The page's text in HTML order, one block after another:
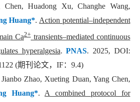
Chen, Huadong Xu, Changhe Wang,
Huang*. Action potential–independent
Ca2+ transients–mediated continuous
hyperalgesia.PNAS. 2025, DOI:
(期刊论文， IF： 9.4)
Zhao, Xueting Duan, Yang Chen,
Huang*. A combined protocol for